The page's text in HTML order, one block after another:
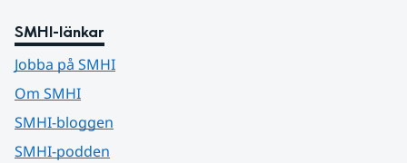
SMHI-länkar
Jobba på SMHI
Om SMHI
SMHI-bloggen
SMHI-podden